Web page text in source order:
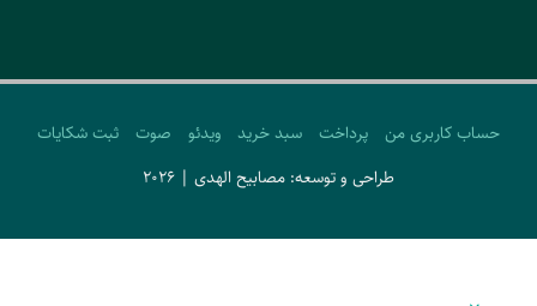
حساب کاربری من پرداخت سبد خرید ویدئو صوت
ثبت شکایات
طراحی و توسعه: مصابیح الهدی | 2026